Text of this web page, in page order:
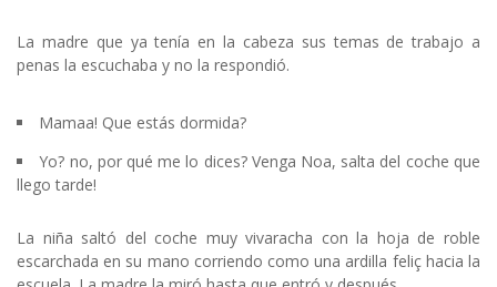
La madre que ya tenía en la cabeza sus temas de trabajo a
penas la escuchaba y no la respondió.
Mamaa! Que estás dormida?
Yo? no, por qué me lo dices? Venga Noa, salta del coche que
llego tarde!
La niña saltó del coche muy vivaracha con la hoja de roble
escarchada en su mano corriendo como una ardilla feliç hacia la